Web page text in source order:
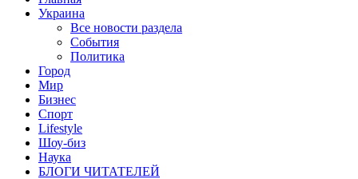
Украина
Все новости раздела
События
Политика
Город
Мир
Бизнес
Спорт
Lifestyle
Шоу-биз
Наука
БЛОГИ ЧИТАТЕЛЕЙ